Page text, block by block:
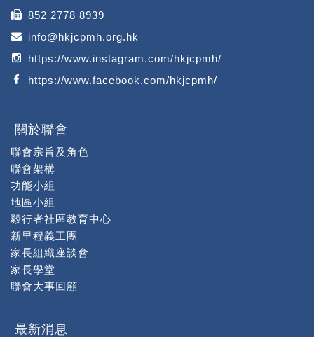
852 2778 8939
info@hkjcpmh.org.hk
https://www.instagram.com/hkjcpmh/
https://www.facebook.com/hkjcpmh/
關於聯會
聯會宗旨及角色
聯會架構
功能小組
地區小組
毅行者社區教育中心
新里程義工團
家長組織座談會
家長學堂
聯會大事回顧
最新消息